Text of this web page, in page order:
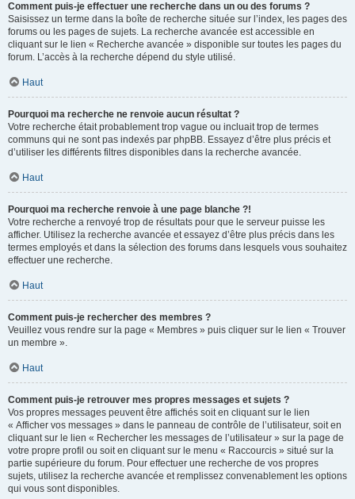
Comment puis-je effectuer une recherche dans un ou des forums ?
Saisissez un terme dans la boîte de recherche située sur l’index, les pages des
forums ou les pages de sujets. La recherche avancée est accessible en
cliquant sur le lien « Recherche avancée » disponible sur toutes les pages du
forum. L’accès à la recherche dépend du style utilisé.
Haut
Pourquoi ma recherche ne renvoie aucun résultat ?
Votre recherche était probablement trop vague ou incluait trop de termes
communs qui ne sont pas indexés par phpBB. Essayez d’être plus précis et
d’utiliser les différents filtres disponibles dans la recherche avancée.
Haut
Pourquoi ma recherche renvoie à une page blanche ?!
Votre recherche a renvoyé trop de résultats pour que le serveur puisse les
afficher. Utilisez la recherche avancée et essayez d’être plus précis dans les
termes employés et dans la sélection des forums dans lesquels vous souhaitez
effectuer une recherche.
Haut
Comment puis-je rechercher des membres ?
Veuillez vous rendre sur la page « Membres » puis cliquer sur le lien « Trouver
un membre ».
Haut
Comment puis-je retrouver mes propres messages et sujets ?
Vos propres messages peuvent être affichés soit en cliquant sur le lien
« Afficher vos messages » dans le panneau de contrôle de l’utilisateur, soit en
cliquant sur le lien « Rechercher les messages de l’utilisateur » sur la page de
votre propre profil ou soit en cliquant sur le menu « Raccourcis » situé sur la
partie supérieure du forum. Pour effectuer une recherche de vos propres
sujets, utilisez la recherche avancée et remplissez convenablement les options
qui vous sont disponibles.